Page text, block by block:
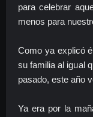
para celebrar
menos para
Como ya explicó
su familia al igual
pasado, este año
Ya era por la